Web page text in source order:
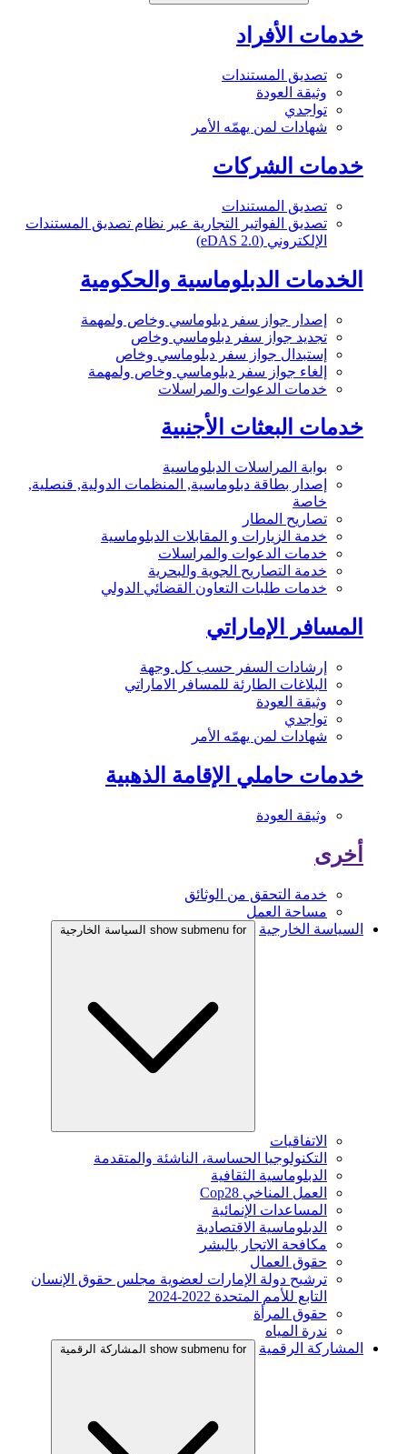
خدمات الأفراد
تصديق المستندات
وثيقة العودة
تواجدي
شهادات لمن يهمّه الأمر
خدمات الشركات
تصديق المستندات
تصديق الفواتير التجارية عبر نظام تصديق المستندات
الإلكتروني (eDAS 2.0)
الخدمات الدبلوماسية والحكومية
إصدار جواز سفر دبلوماسي وخاص ولمهمة
تجديد جواز سفر دبلوماسي وخاص
إستبدال جواز سفر دبلوماسي وخاص
إلغاء جواز سفر دبلوماسي وخاص ولمهمة
خدمات الدعوات والمراسلات
خدمات البعثات الأجنبية
بوابة المراسلات الدبلوماسية
إصدار بطاقة دبلوماسية, المنظمات الدولية, قنصلية,
خاصة
تصاريح المطار
خدمة الزيارات و المقابلات الدبلوماسية
خدمات الدعوات والمراسلات
خدمة التصاريح الجوية والبحرية
خدمات طلبات التعاون القضائي الدولي
المسافر الإماراتي
إرشادات السفر حسب كل وجهة
البلاغات الطارئة للمسافر الاماراتي
وثيقة العودة
تواجدي
شهادات لمن يهمّه الأمر
خدمات حاملي الإقامة الذهبية
وثيقة العودة
أخرى
خدمة التحقق من الوثائق
مساحة العمل
السياسة الخارجية
show submenu for السياسة الخارجية
الاتفاقيات
التكنولوجيا الحساسة، الناشئة والمتقدمة
الدبلوماسية الثقافية
العمل المناخي Cop28
المساعدات الإنمائية
الدبلوماسية الاقتصادية
مكافحة الاتجار بالبشر
حقوق العمال
ترشيح دولة الإمارات لعضوية مجلس حقوق الإنسان
التابع للأمم المتحدة 2022-2024
حقوق المرأة
ندرة المياه
المشاركة الرقمية
show submenu for المشاركة الرقمية